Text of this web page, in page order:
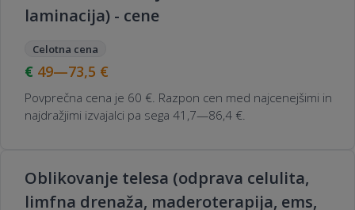
laminacija) - cene
Celotna cena
49—73,5 €
Povprečna cena je 60 €. Razpon cen med najcenejšimi in
najdražjimi izvajalci pa sega 41,7—86,4 €.
Oblikovanje telesa (odprava celulita,
limfna drenaža, maderoterapija, ems,